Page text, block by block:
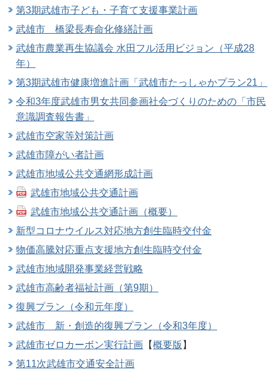
第3期武雄市子ども・子育て支援事業計画
武雄市 橋梁長寿命化修繕計画
武雄市農業再生協議会 水田フル活用ビジョン（平成28
年）
第3期武雄市健康増進計画「武雄市たっしゃかプラン21」
令和3年度武雄市男女共同参画社会づくりのための「市民
意識調査報告書」
武雄市空家等対策計画
武雄市障がい者計画
武雄市地域公共交通網形成計画
武雄市地域公共交通計画
武雄市地域公共交通計画（概要）
新型コロナウイルス対応地方創生臨時交付金
物価高騰対応重点支援地方創生臨時交付金
武雄市地域開発事業経営戦略
武雄市高齢者福祉計画（第9期）
復興プラン（令和元年度）
武雄市 新・創造的復興プラン（令和3年度）
武雄市ゼロカーボン実行計画 【概要版 】
第11次武雄市交通安全計画